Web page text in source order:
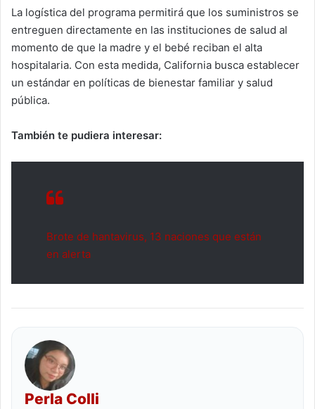
La logística del programa permitirá que los suministros se
entreguen directamente en las instituciones de salud al
momento de que la madre y el bebé reciban el alta
hospitalaria. Con esta medida, California busca establecer
un estándar en políticas de bienestar familiar y salud
pública.
También te pudiera interesar:
Brote de hantavirus, 13 naciones que están
en alerta
Perla Colli